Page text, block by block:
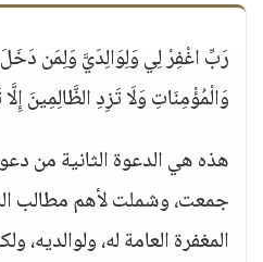
رَبِّ اغْفِرْ لِي وَلِوَالِدَيَّ وَلِمَن
وَالْمُؤْمِنَاتِ وَلَا تَزِدِ الظَّالِمِينَ إِلَّا
هذه هي الدعوة الثانية من
جمعت، وشملت لأهم مطالب
المغفرة العامة له، ولوالديه،